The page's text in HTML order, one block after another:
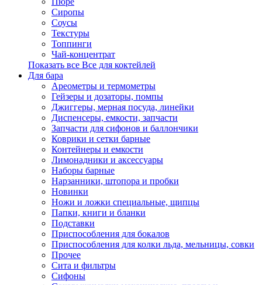
Сиропы
Соусы
Текстуры
Топпинги
Чай-концентрат
Показать все Все для коктейлей
Для бара
Ареометры и термометры
Гейзеры и дозаторы, помпы
Джиггеры, мерная посуда, линейки
Диспенсеры, емкости, запчасти
Запчасти для сифонов и баллончики
Коврики и сетки барные
Контейнеры и емкости
Лимонадники и аксессуары
Наборы барные
Нарзанники, штопора и пробки
Новинки
Ножи и ложки специальные, щипцы
Папки, книги и бланки
Подставки
Приспособления для бокалов
Приспособления для колки льда, мельницы, совки
Прочее
Сита и фильтры
Сифоны